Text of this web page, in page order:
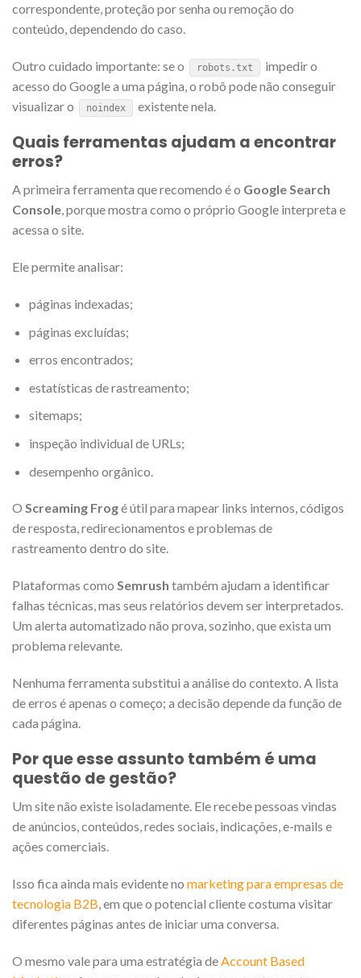
correspondente, proteção por senha ou remoção do
conteúdo, dependendo do caso.
Outro cuidado importante: se o robots.txt
impedir o
acesso do Google a uma página, o robô pode não conseguir
visualizar o
noindex existente nela.
Quais ferramentas ajudam a encontrar
erros?
A primeira ferramenta que recomendo é o Google Search
Console, porque mostra como o próprio Google interpreta e
acessa o site.
Ele permite analisar:
páginas indexadas;
páginas excluídas;
erros encontrados;
estatísticas de rastreamento;
sitemaps;
inspeção individual de URLs;
desempenho orgânico.
O Screaming Frogé útil para mapear links internos, códigos
de resposta, redirecionamentos e problemas de
rastreamento dentro do site.
Plataformas como Semrush também ajudam a identificar
falhas técnicas, mas seus relatórios devem ser interpretados.
Um alerta automatizado não prova, sozinho, que exista um
problema relevante.
Nenhuma ferramenta substitui a análise do contexto. A lista
de erros é apenas o começo; a decisão depende da função de
cada página.
Por que esse assunto também é uma
questão de gestão?
Um site não existe isoladamente. Ele recebe pessoas vindas
de anúncios, conteúdos, redes sociais, indicações, e-mails e
ações comerciais.
Isso fica ainda mais evidente no marketing para empresas de
tecnologia B2B, em que o potencial cliente costuma visitar
diferentes páginas antes de iniciar uma conversa.
O mesmo vale para uma estratégia deAccount Based